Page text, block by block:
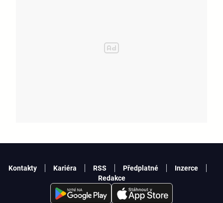
Kontakty Kariéra RSS Předplatné
Inzerce
Redakce